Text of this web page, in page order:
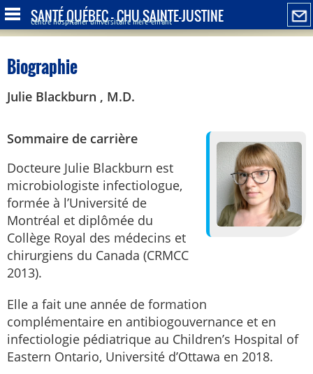
SANTÉ QUÉBEC - CHU SAINTE-JUSTINE
Centre hospitalier universitaire mère-enfant
Biographie
Julie Blackburn , M.D.
Sommaire de carrière
Docteure Julie Blackburn est
microbiologiste infectiologue,
formée à l’Université de
Montréal et diplômée du
Collège Royal des médecins et
chirurgiens du Canada (CRMCC
2013).
Elle a fait une année de formation
complémentaire en antibiogouvernance et en
infectiologie pédiatrique au Children’s Hospital of
Eastern Ontario, Université d’Ottawa en 2018.